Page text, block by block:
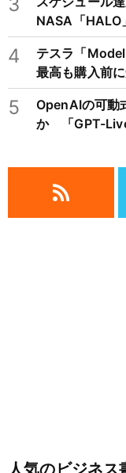
NASA「HALO
4
テスラ「
最高も購入前
5
OpenAIの可動
か 「GPT-
人気のビジネス